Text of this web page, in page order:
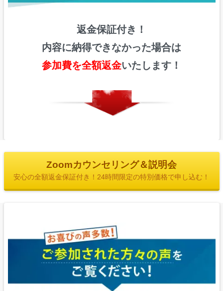
返金保証付き！
内容に納得できなかった場合は
参加費を全額返金いたします！
Zoomカウンセリング＆説明会
安心の全額返金保証付き！24時間限定の特別価格で申し込む！